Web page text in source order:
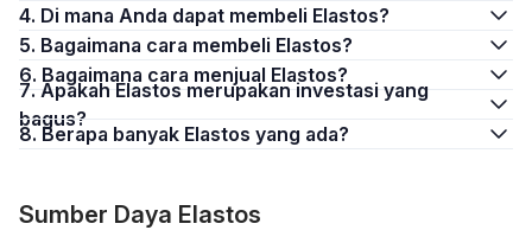
4. Di mana Anda dapat membeli Elastos?
5. Bagaimana cara membeli Elastos?
6. Bagaimana cara menjual Elastos?
7. Apakah Elastos merupakan investasi yang
bagus?
8. Berapa banyak Elastos yang ada?
Sumber Daya Elastos